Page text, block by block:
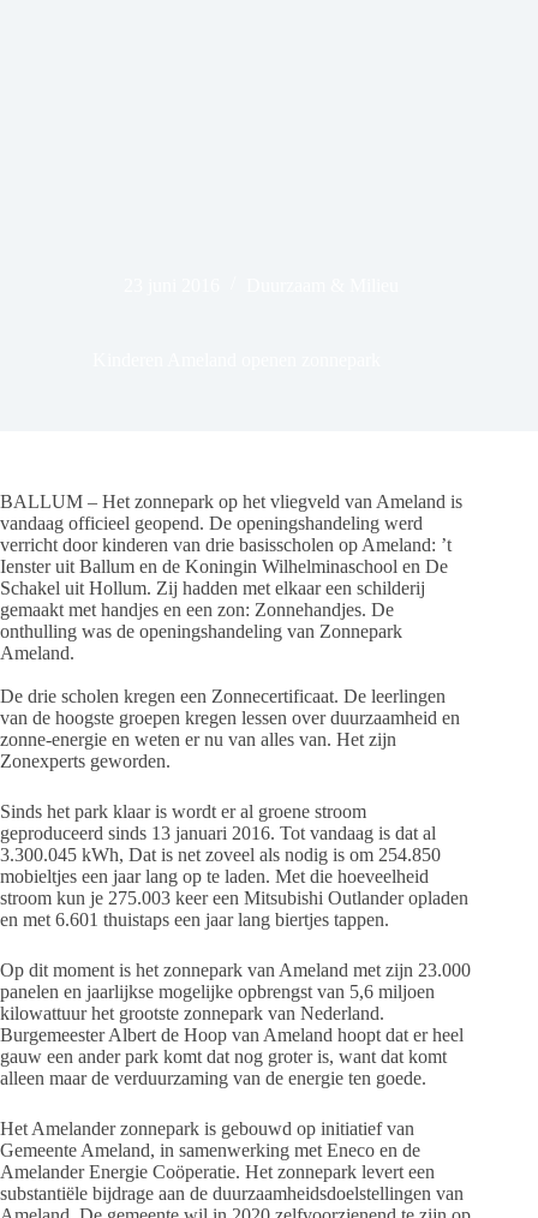
BALLUM – Het zonnepark op het vliegveld van Ameland is
vandaag officieel geopend. De openingshandeling werd
verricht door kinderen van drie basisscholen op Ameland: ’t
Ienster uit Ballum en de Koningin Wilhelminaschool en De
Schakel uit Hollum. Zij hadden met elkaar een schilderij
gemaakt met handjes en een zon: Zonnehandjes. De
onthulling was de openingshandeling van Zonnepark
Ameland.
De drie scholen kregen een Zonnecertificaat. De leerlingen
van de hoogste groepen kregen lessen over duurzaamheid en
zonne-energie en weten er nu van alles van. Het zijn
Zonexperts geworden.
Sinds het park klaar is wordt er al groene stroom
geproduceerd sinds 13 januari 2016. Tot vandaag is dat al
3.300.045 kWh, Dat is net zoveel als nodig is om 254.850
mobieltjes een jaar lang op te laden. Met die hoeveelheid
stroom kun je 275.003 keer een Mitsubishi Outlander opladen
en met 6.601 thuistaps een jaar lang biertjes tappen.
Op dit moment is het zonnepark van Ameland met zijn 23.000
panelen en jaarlijkse mogelijke opbrengst van 5,6 miljoen
kilowattuur het grootste zonnepark van Nederland.
Burgemeester Albert de Hoop van Ameland hoopt dat er heel
gauw een ander park komt dat nog groter is, want dat komt
alleen maar de verduurzaming van de energie ten goede.
Het Amelander zonnepark is gebouwd op initiatief van
Gemeente Ameland, in samenwerking met Eneco en de
Amelander Energie Coöperatie. Het zonnepark levert een
substantiële bijdrage aan de duurzaamheidsdoelstellingen van